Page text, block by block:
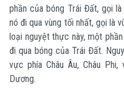
phần của bóng Trái Đất, gọi
nó đi qua vùng tối nhất, gọi là
loại nguyệt thực này, một
đi qua bóng của Trái Đất.
vực phía Châu Âu, Châu
Dương.